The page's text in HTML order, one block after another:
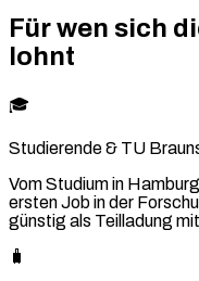
Für wen sich
lohnt
🎓
Studierende & TU
Vom Studium in
ersten Job in der
günstig als Teilladung
🧳